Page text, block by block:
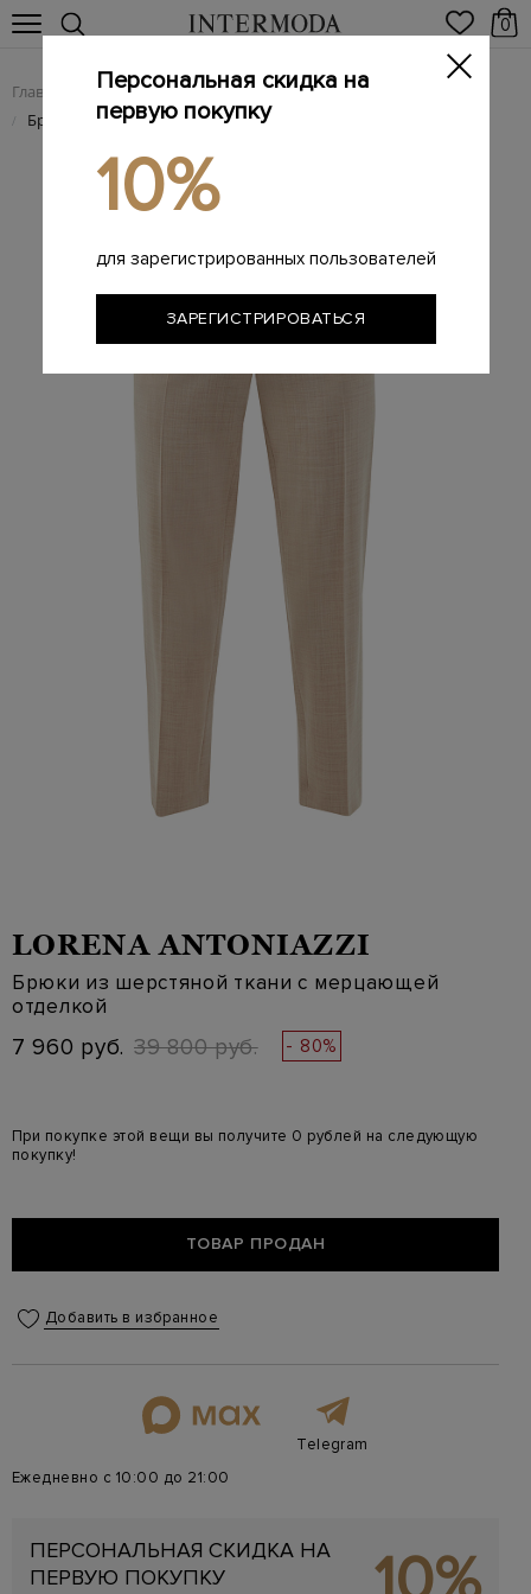
0
Главная Женщинам / Женская одежда / Женские брюки
/ Брюки из шерстяной ткани с мерцающей отделкой
LORENA ANTONIAZZI
Брюки из шерстяной ткани с мерцающей
отделкой
7 960 руб. 39 800 руб. - 80%
При покупке этой вещи вы получите 0 рублей на следующую
покупку!
ТОВАР ПРОДАН
Добавить в избранное
Telegram
Ежедневно с 10:00 до 21:00
ПЕРСОНАЛЬНАЯ СКИДКА НА
ПЕРВУЮ ПОКУПКУ
Персональная скидка на
первую покупку
10%
для зарегистрированных пользователей
ЗАРЕГИСТРИРОВАТЬСЯ